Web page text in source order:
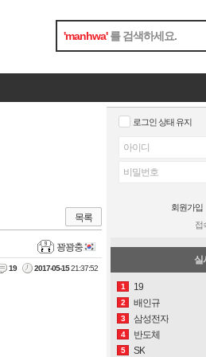
'manhwa'를 검색하세요.
목록
꽝꽝충
19 2017-05-1521:37:52
로그인 상태 유지
회원가입
접
실
1 19
2 배인규
3 삼성전자
4 반도체
5
SK